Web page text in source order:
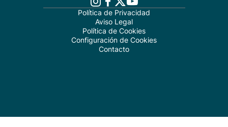
Política de Privacidad
Aviso Legal
Política de Cookies
Configuración de Cookies
Contacto